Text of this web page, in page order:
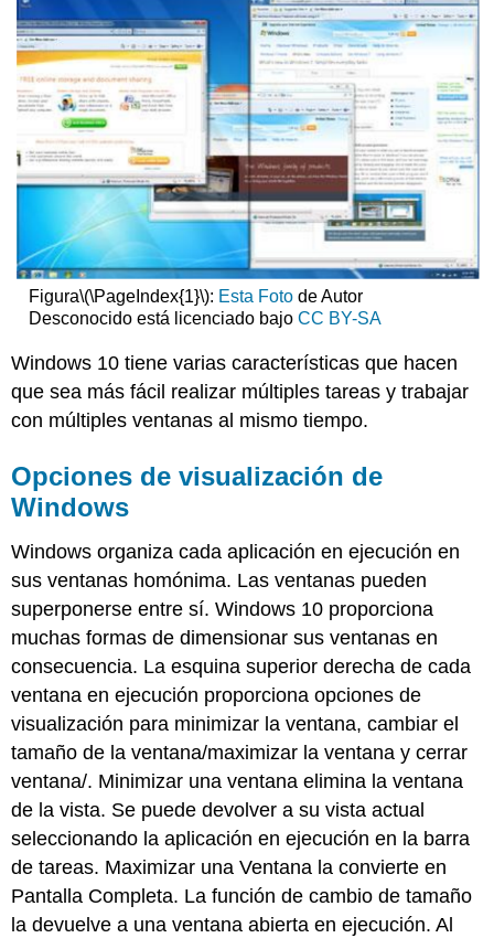
Figura\(\PageIndex{1}\): Esta Fotode Autor
Desconocido está licenciado bajo CC BY-SA
Windows 10 tiene varias características que hacen
que sea más fácil realizar múltiples tareas y trabajar
con múltiples ventanas al mismo tiempo.
Opciones de visualización de
Windows
Windows organiza cada aplicación en ejecución en
sus ventanas homónima. Las ventanas pueden
superponerse entre sí. Windows 10 proporciona
muchas formas de dimensionar sus ventanas en
consecuencia. La esquina superior derecha de cada
ventana en ejecución proporciona opciones de
visualización para minimizar la ventana, cambiar el
tamaño de la ventana/maximizar la ventana y cerrar
ventana/. Minimizar una ventana elimina la ventana
de la vista. Se puede devolver a su vista actual
seleccionando la aplicación en ejecución en la barra
de tareas. Maximizar una Ventana la convierte en
Pantalla Completa. La función de cambio de tamaño
la devuelve a una ventana abierta en ejecución. Al